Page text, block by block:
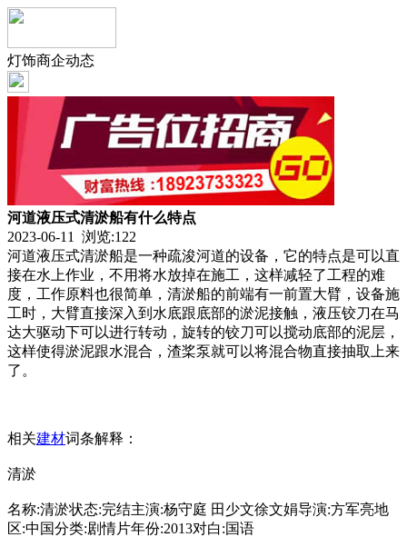
灯饰商企动态
河道液压式清淤船有什么特点
2023-06-11 浏览:122
河道液压式清淤船是一种疏浚河道的设备，它的特点是可以直
接在水上作业，不用将水放掉在施工，这样减轻了工程的难
度，工作原料也很简单，清淤船的前端有一前置大臂，设备施
工时，大臂直接深入到水底跟底部的淤泥接触，液压铰刀在马
达大驱动下可以进行转动，旋转的铰刀可以搅动底部的泥层，
这样使得淤泥跟水混合，渣桨泵就可以将混合物直接抽取上来
了。
相关建材词条解释：
清淤
名称:清淤状态:完结主演:杨守庭 田少文徐文娟导演:方军亮地
区:中国分类:剧情片年份:2013对白:国语